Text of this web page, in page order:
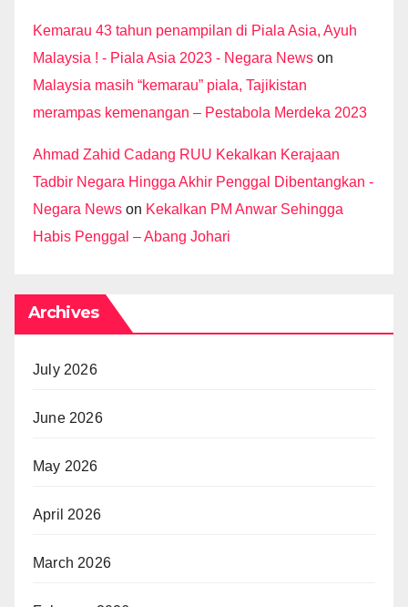
Kemarau 43 tahun penampilan di Piala Asia, Ayuh
Malaysia ! - Piala Asia 2023 - Negara News on
Malaysia masih “kemarau” piala, Tajikistan
merampas kemenangan – Pestabola Merdeka 2023
Ahmad Zahid Cadang RUU Kekalkan Kerajaan
Tadbir Negara Hingga Akhir Penggal Dibentangkan -
Negara News on Kekalkan PM Anwar Sehingga
Habis Penggal – Abang Johari
Archives
July 2026
June 2026
May 2026
April 2026
March 2026